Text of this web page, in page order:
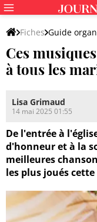
Fiches Guide
Cérémonie et
Ces
à tous les
Lisa Grimaud
14 mai 2025 01:55
De l'entrée à
d'honneur et à la
meilleures
les plus joués